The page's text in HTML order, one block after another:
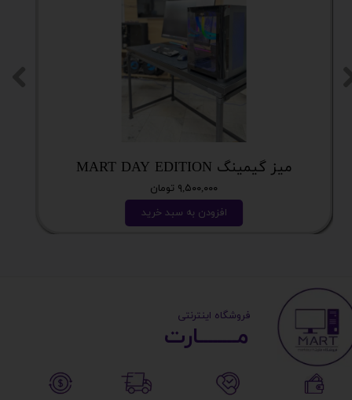
میز گیمینگ MART DAY EDITION
۹,۵۰۰,۰۰۰ تومان
افزودن به سبد خرید
مــــــــارت​​​​​​
​ ​فروشگاه اینترنتی